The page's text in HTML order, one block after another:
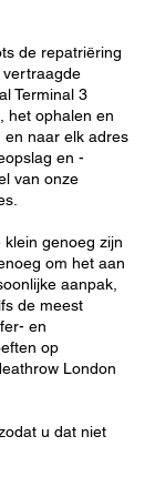
de repatriëring
Terminal 3
het ophalen en
en naar elk adres
en -
van onze
genoeg zijn
om het aan
aanpak,
de meest
en
op
London
u dat niet